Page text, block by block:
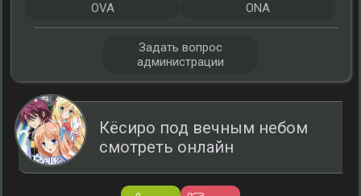
Кёсиро под вечным небом
смотреть онлайн
OVA
ONA
Задать вопрос
администрации